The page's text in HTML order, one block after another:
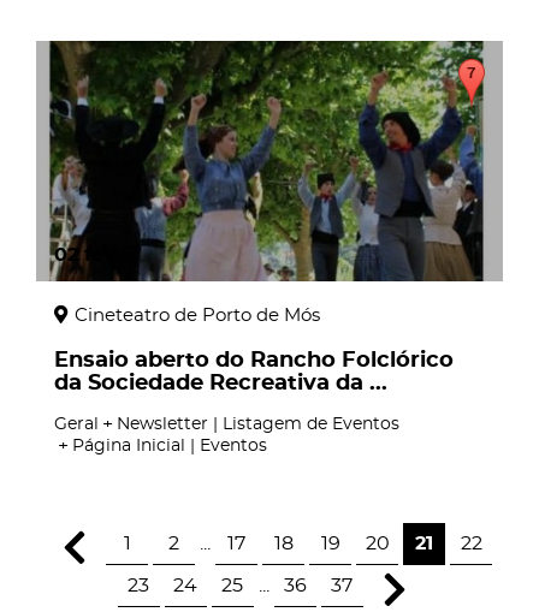
02 fev
Cineteatro de Porto de Mós
Ensaio aberto do Rancho Folclórico
da Sociedade Recreativa da ...
Geral
Newsletter | Listagem de Eventos
Página Inicial | Eventos
1 2 17 18 19 20 21 22
23 24 25 36 37